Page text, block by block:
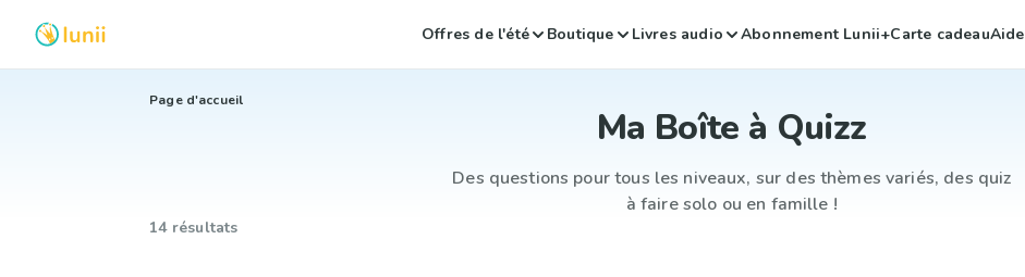
Offres de l'été Boutique Livres audio Abonnement Lunii+Carte cadeauAide
Page d'accueil
Ma Boîte à Quizz
Des questions pour tous les niveaux, sur des thèmes variés, des quiz
à faire solo ou en famille !
14 résultats